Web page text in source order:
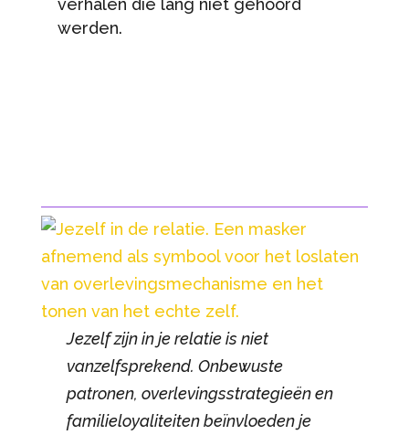
werden.
Jezelf zijn in je relatie is niet
vanzelfsprekend. Onbewuste
patronen, overlevingsstrategieën en
familieloyaliteiten beïnvloeden je